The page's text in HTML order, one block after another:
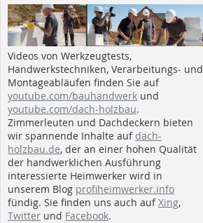
Videos von Werkzeugtests,
Handwerkstechniken, Verarbeitungs- und
Montageabläufen finden Sie auf
youtube.com/bauhandwerk und
youtube.com/dach-holzbau.
Zimmerleuten und Dachdeckern bieten
wir spannende Inhalte auf dach-
holzbau.de, der an einer hohen Qualität
der handwerklichen Ausführung
interessierte Heimwerker wird in
unserem Blog profiheimwerker.info
fündig. Sie finden uns auch aufXing,
Twitter und Facebook.